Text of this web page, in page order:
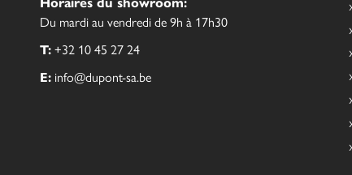
Du mardi au vendredi de 9h à 17h30
T: +32 10 45 27 24
E: info@dupont-sa.be